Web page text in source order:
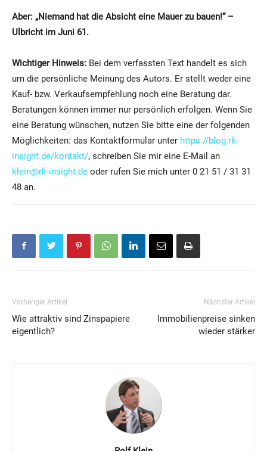
Aber: „Niemand hat die Absicht eine Mauer zu bauen!“ –
Ulbricht im Juni 61.
Wichtiger Hinweis: Bei dem verfassten Text handelt es sich
um die persönliche Meinung des Autors. Er stellt weder eine
Kauf- bzw. Verkaufsempfehlung noch eine Beratung dar.
Beratungen können immer nur persönlich erfolgen. Wenn Sie
eine Beratung wünschen, nutzen Sie bitte eine der folgenden
Möglichkeiten: das Kontaktformular unter https://blog.rk-
insight.de/kontakt/, schreiben Sie mir eine E-Mail an
klein@rk-insight.de oder rufen Sie mich unter 0 21 51 / 31 31
48 an.
Vorheriger Artikel
Wie attraktiv sind Zinspapiere
eigentlich?
Nächster Artikel
Immobilienpreise sinken
wieder stärker